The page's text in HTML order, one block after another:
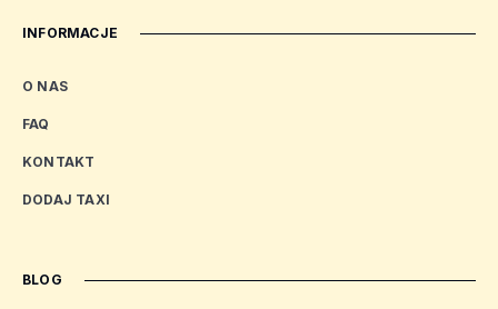
INFORMACJE
O NAS
FAQ
KONTAKT
DODAJ TAXI
BLOG